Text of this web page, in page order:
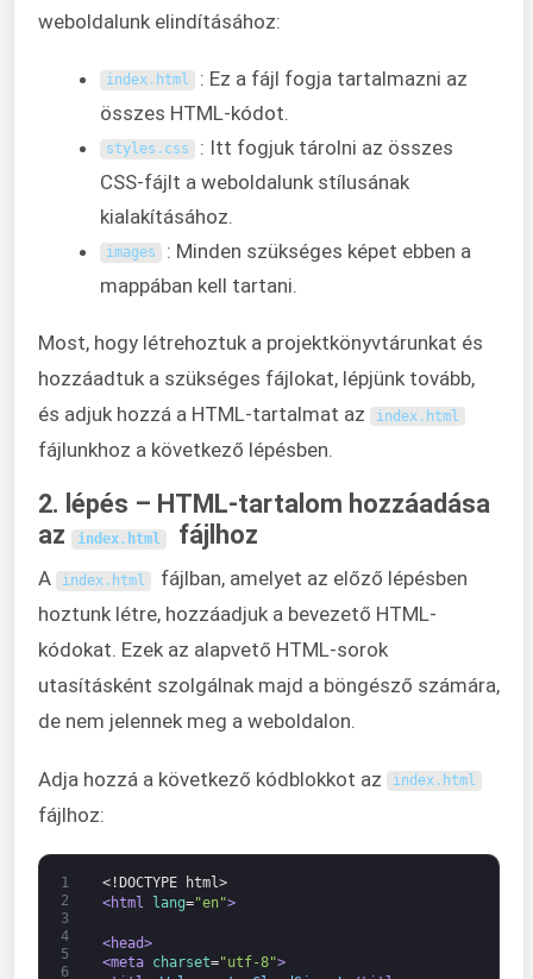
weboldalunk elindításához:
index. html : Ez a fájl fogja tartalmazni az
összes HTML-kódot.
styles . css : Itt fogjuk tárolni az összes
CSS-fájlt a weboldalunk stílusának
kialakításához.
images : Minden szükséges képet ebben a
mappában kell tartani.
Most, hogy létrehoztuk a projektkönyvtárunkat és
hozzáadtuk a szükséges fájlokat, lépjünk tovább,
és adjuk hozzá a HTML-tartalmat az
index. html
fájlunkhoz a következő lépésben.
2. lépés – HTML-tartalom hozzáadása
az
index. html fájlhoz
A index. html fájlban, amelyet az előző lépésben
hoztunk létre, hozzáadjuk a bevezető HTML-
kódokat. Ezek az alapvető HTML-sorok
utasításként szolgálnak majd a böngésző számára,
de nem jelennek meg a weboldalon.
Adja hozzá a következő kódblokkot az index. html
fájlhoz:
1
2
3
4
5
6
<!DOCTYPE html>
<html
lang="en">
<head>
<meta charset="utf-8">